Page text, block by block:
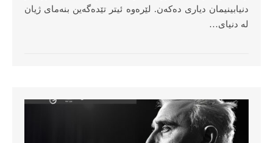
دنیابینیمان دیاری دەكەن. لێرەوە ئیتر تێدەگەین بنەمای ژیان
لە دنیای…